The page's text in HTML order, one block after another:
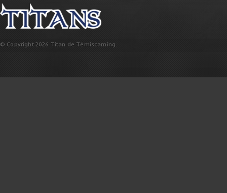
© Copyright 2026 Titan de Témiscaming.